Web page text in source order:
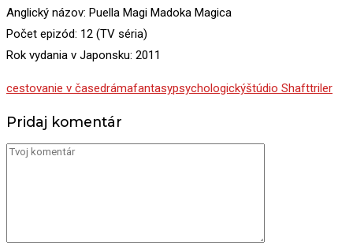
Anglický názov: Puella Magi Madoka Magica
Počet epizód: 12 (TV séria)
Rok vydania v Japonsku: 2011
cestovanie v časedrámafantasypsychologickýštúdio Shafttriler
Pridaj komentár